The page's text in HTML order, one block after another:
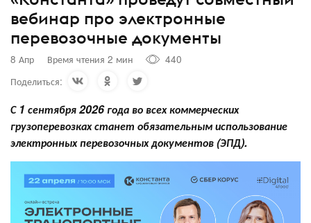
вебинар про электронные
перевозочные документы
8 Апр Время чтения 2 мин
440
Поделиться:
С 1 сентября 2026 года во всех коммерческих
грузоперевозках станет обязательным использование
электронных перевозочных документов (ЭПД).